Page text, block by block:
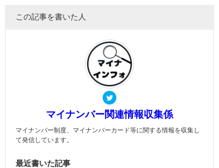
この記事を書いた人
マイナンバー関連情報収集係
マイナンバー制度、マイナンバーカード等に関する情報を収集し
て発信しています。
最近書いた記事